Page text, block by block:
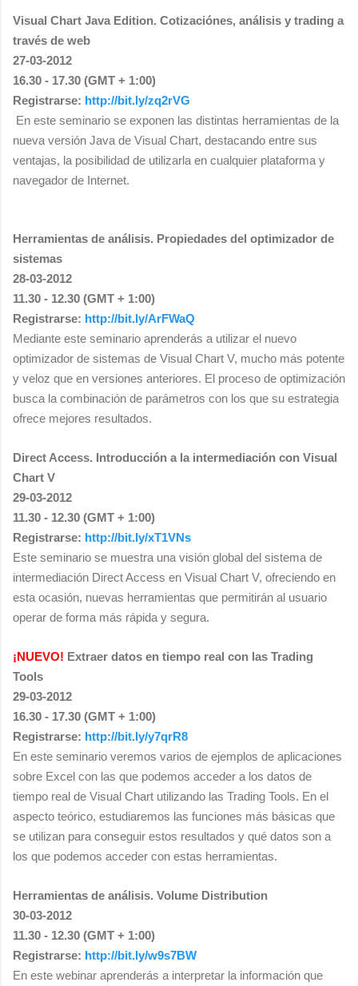
Visual Chart Java Edition. Cotizaciónes, análisis y trading a
través de web
27-03-2012
16.30 - 17.30 (GMT + 1:00)
Registrarse: http://bit.ly/zq2rVG
En este seminario se exponen las distintas herramientas de la
nueva versión Java de Visual Chart, destacando entre sus
ventajas, la posibilidad de utilizarla en cualquier plataforma y
navegador de Internet.
Herramientas de análisis. Propiedades del optimizador de
sistemas
28-03-2012
11.30 - 12.30 (GMT + 1:00)
Registrarse: http://bit.ly/ArFWaQ
Mediante este seminario aprenderás a utilizar el nuevo
optimizador de sistemas de Visual Chart V, mucho más potente
y veloz que en versiones anteriores. El proceso de optimización
busca la combinación de parámetros con los que su estrategia
ofrece mejores resultados.
Direct Access. Introducción a la intermediación con Visual
Chart V
29-03-2012
11.30 - 12.30 (GMT + 1:00)
Registrarse: http://bit.ly/xT1VNs
Este seminario se muestra una visión global del sistema de
intermediación Direct Access en Visual Chart V, ofreciendo en
esta ocasión, nuevas herramientas que permitirán al usuario
operar de forma más rápida y segura.
¡NUEVO! Extraer datos en tiempo real con las Trading
Tools
29-03-2012
16.30 - 17.30 (GMT + 1:00)
Registrarse: http://bit.ly/y7qrR8
En este seminario veremos varios de ejemplos de aplicaciones
sobre Excel con las que podemos acceder a los datos de
tiempo real de Visual Chart utilizando las Trading Tools. En el
aspecto teórico, estudiaremos las funciones más básicas que
se utilizan para conseguir estos resultados y qué datos son a
los que podemos acceder con estas herramientas.
Herramientas de análisis. Volume Distribution
30-03-2012
11.30 - 12.30 (GMT + 1:00)
Registrarse: http://bit.ly/w9s7BW
En este webinar aprenderás a interpretar la información que